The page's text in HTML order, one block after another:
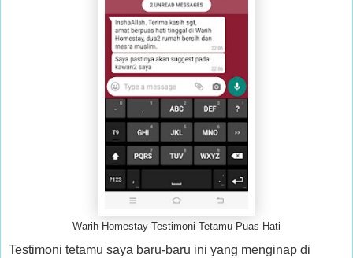
Warih-Homestay-Testimoni-Tetamu-Puas-Hati
Testimoni tetamu saya baru-baru ini yang menginap di